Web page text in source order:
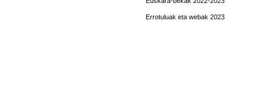
Errotuluak eta webak 2023